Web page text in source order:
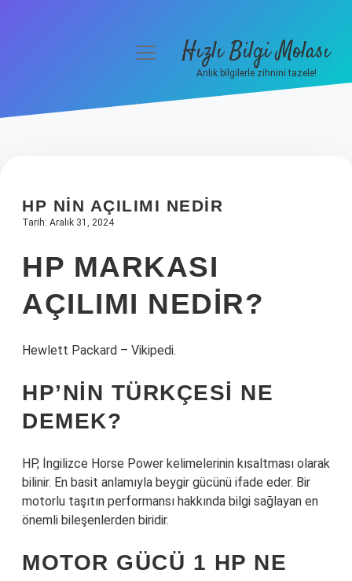
Hakkımızda
menüyüHızlı Bilgi Molası
Anlık bilgilerle zihnini tazele!
HP NIN AÇILIMI NEDIR
Tarih: Aralık 31, 2024
HP MARKASI
AÇILIMI NEDIR?
Hewlett Packard – Vikipedi.
HP’NIN TÜRKÇESI NE
DEMEK?
HP, İngilizce Horse Power kelimelerinin kısaltması olarak
bilinir. En basit anlamıyla beygir gücünü ifade eder. Bir
motorlu taşıtın performansı hakkında bilgi sağlayan en
önemli bileşenlerden biridir.
MOTOR GÜCÜ 1 HP NE